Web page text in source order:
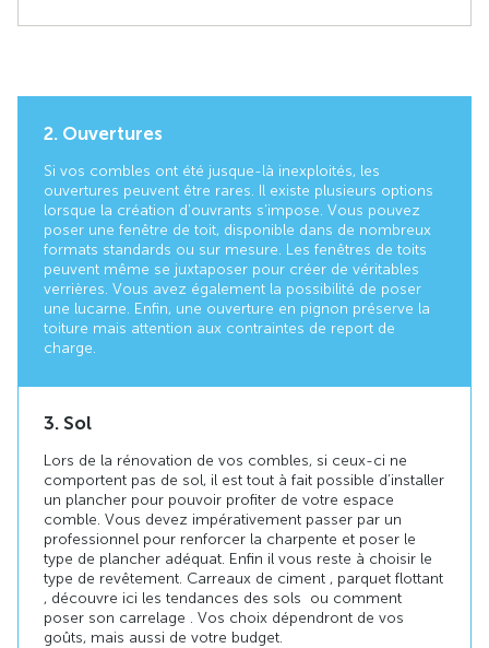
2. Ouvertures
Si vos combles ont été jusque-là inexploités, les
ouvertures peuvent être rares. Il existe plusieurs options
lorsque la création d'ouvrants s’impose. Vous pouvez
poser une fenêtre de toit, disponible dans de nombreux
formats standards ou sur mesure. Les fenêtres de toits
peuvent même se juxtaposer pour créer de véritables
verrières. Vous avez également la possibilité de poser
une lucarne. Enfin, une ouverture en pignon préserve la
toiture mais attention aux contraintes de report de
charge.
3. Sol
Lors de la rénovation de vos combles, si ceux-ci ne
comportent pas de sol, il est tout à fait possible d’installer
un plancher pour pouvoir profiter de votre espace
comble. Vous devez impérativement passer par un
professionnel pour renforcer la charpente et poser le
type de plancher adéquat. Enfin il vous reste à choisir le
type de revêtement. Carreaux de ciment , parquet flottant
, découvre ici les tendances des sols ou comment
poser son carrelage . Vos choix dépendront de vos
goûts, mais aussi de votre budget.